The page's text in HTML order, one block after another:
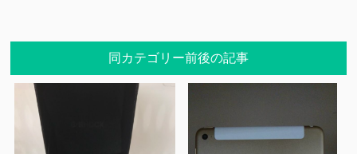
同カテゴリー前後の記事